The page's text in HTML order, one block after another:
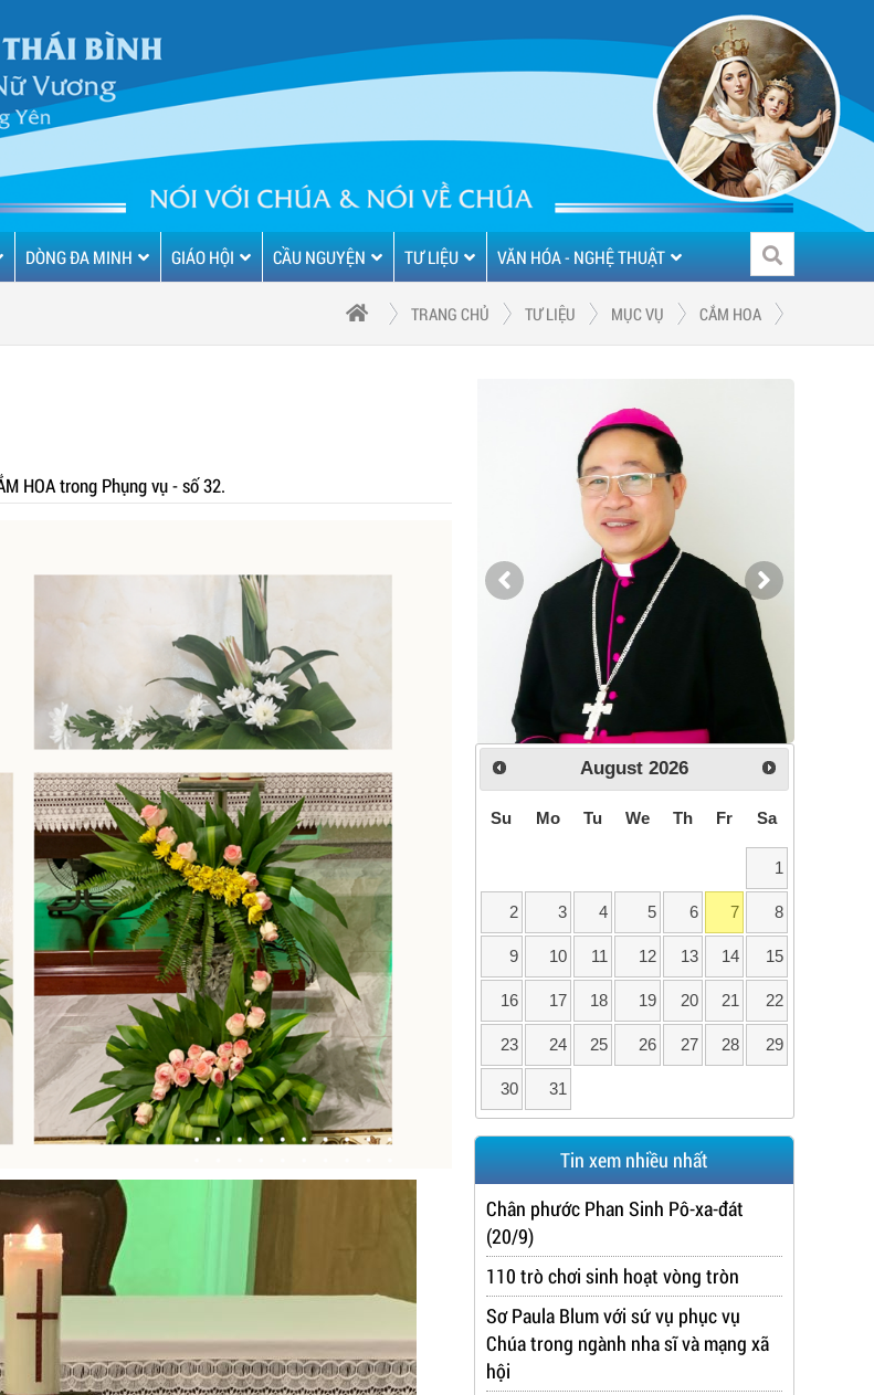
DÒNG ĐA MINH GIÁO HỘI CẦU NGUYỆN TƯ LIỆU VĂN HÓA - NGHỆ THUẬT
TRANG CHỦ TƯ LIỆU MỤC VỤ CẮM HOA
HOA trong Phụng vụ - số 32.
August 2026
Su Mo Tu We Th Fr Sa
1
2 3 4 5 6 7 8
9 10 11 12 13 14 15
16 17 18 19 20 21 22
23 24 25 26 27 28 29
30 31
Tin xem nhiều nhất
Chân phước Phan Sinh Pô-xa-đát
(20/9)
110 trò chơi sinh hoạt vòng tròn
Sơ Paula Blum với sứ vụ phục vụ
Chúa trong ngành nha sĩ và mạng xã
hội